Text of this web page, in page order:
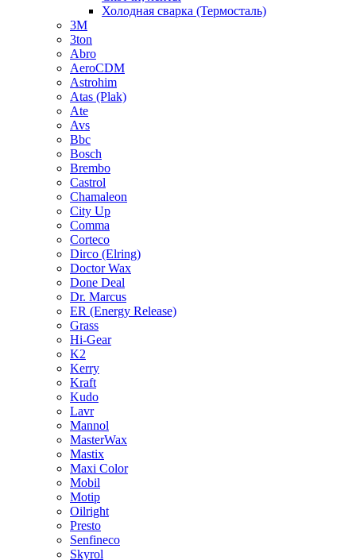
Холодная сварка (Термосталь)
3M
3ton
Abro
AeroCDM
Astrohim
Atas (Plak)
Ate
Avs
Bbc
Bosch
Brembo
Castrol
Chamaleon
City Up
Comma
Corteco
Dirco (Elring)
Doctor Wax
Done Deal
Dr. Marcus
ER (Energy Release)
Grass
Hi-Gear
K2
Kerry
Kraft
Kudo
Lavr
Mannol
MasterWax
Mastix
Maxi Color
Mobil
Motip
Oilright
Presto
Senfineco
Skyrol